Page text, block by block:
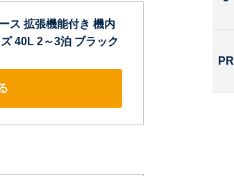
ス 拡張機能付き 機内
40L 2～3泊 ブラック
PR